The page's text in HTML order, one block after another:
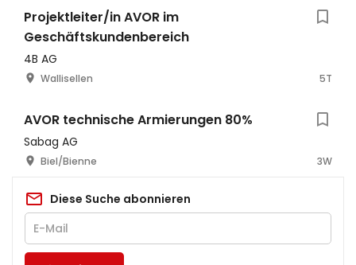
Projektleiter/in AVOR im
Geschäftskundenbereich
4B AG
Wallisellen 5T
AVOR technische Armierungen 80%
Sabag AG
Biel/Bienne 3W
Diese Suche abonnieren